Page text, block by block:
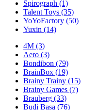
Spirograph (1)
Talent Toys (35)
YoYoFactory (50)
Yuxin (14)
4M (3)
Aero (3)
Bondibon (79)
BrainBox (19)
Brainy Trainy (15)
Brainy Games (7)
Brauberg (33)
Budi Basa (76)